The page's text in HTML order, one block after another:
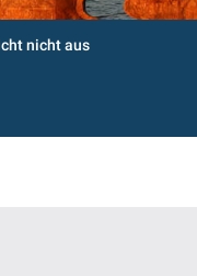
nicht aus